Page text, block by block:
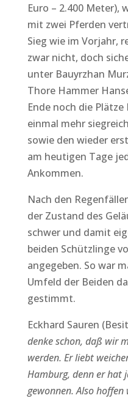
Euro – 2.400 Meter),
mit zwei Pferden
Sieg wie im Vorjahr,
zwar nicht, doch
unter Bauyrzhan
Thore Hammer
Ende noch die
einmal mehr
sowie den wieder
am heutigen Tage
Ankommen.
Nach den
der Zustand des
schwer und damit
beiden Schützlinge
angegeben. So war
Umfeld der Beiden
gestimmt.
Eckhard Sauren
denke schon, daß wir
werden. Er liebt
Hamburg, denn er hat
gewonnen. Also